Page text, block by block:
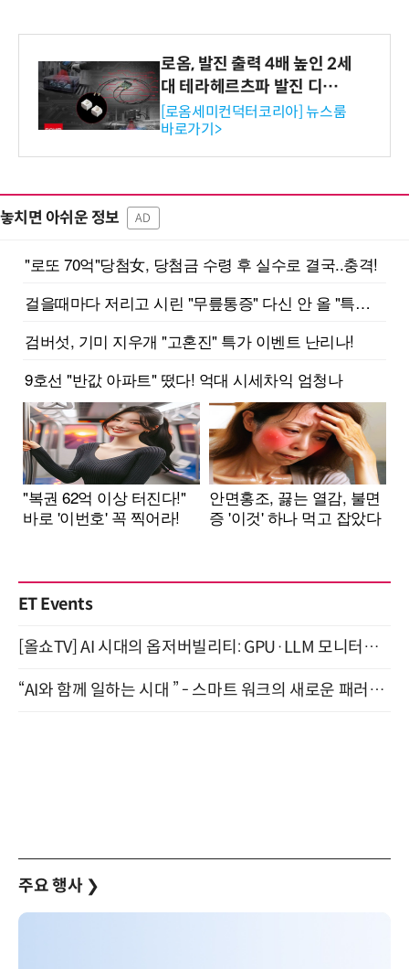
로옴, 발진 출력 4배 높인 2세
대 테라헤르츠파 발진 디바이
스 개발
[로옴세미컨덕터코리아] 뉴스룸
바로가기>
놓치면 아쉬운 정보 AD
ET Events
[올쇼TV] AI 시대의 옵저버빌리티: GPU·LLM 모니터링부터 AI 기반 장애 대응까지 (8/11 생방송)
“AI와 함께 일하는 시대 ” - 스마트 워크의 새로운 패러다임 (9/11)
주요 행사 ❯